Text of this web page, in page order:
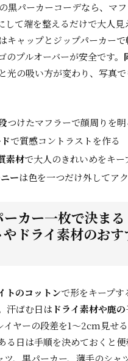
黒パーカーコーデなら、マ
して端を整えるだけで大人見
キャップとジップパーカーで
プルオーバーが安全です。
と光の吸い方が変わり、写真
つけたマフラーで顔周りを明
で質感コントラストを作る
素材で大人のきれいめをキー
ーは色を一つだけ外してア
カー一枚で決ま
ドライ素材のおす
トのコットンで形をキープす
汗ばむ日はドライ素材や鹿
イヤーの段差を1〜2cm見せ
る日は手順を決めておくと
、黒パーカー、薄手のシャツ